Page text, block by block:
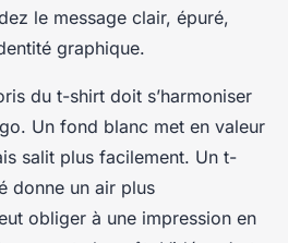
le message clair, épuré,
graphique.
du t-shirt doit s’harmoniser
Un fond blanc met en valeur
salit plus facilement. Un t-
donne un air plus
obliger à une impression en